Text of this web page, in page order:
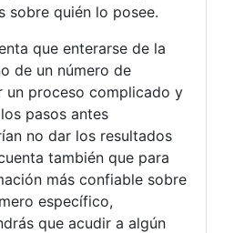
sobre quién lo posee.
que enterarse de la
de un número de
un proceso complicado y
pasos antes
no dar los resultados
también que para
más confiable sobre
específico,
que acudir a algún